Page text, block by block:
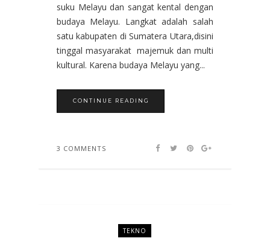
suku Melayu dan sangat kental dengan
budaya Melayu. Langkat adalah salah
satu kabupaten di Sumatera Utara,disini
tinggal masyarakat majemuk dan multi
kultural. Karena budaya Melayu yang...
CONTINUE READING
3 COMMENTS
TEKNO